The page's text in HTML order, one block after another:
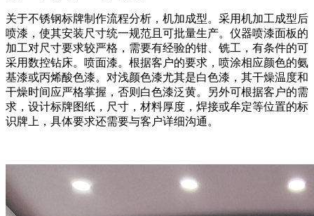
关于不锈钢标牌制作流程分析，机加成型。采用机加工成型后
喷漆，使其安装尺寸统一规范且可批量生产。仪器喷漆面板的
加工对尺寸要求较严格，需要有经验的钳、铣工，有条件的可
采用数控钻床。喷面漆。根据客户的要求，喷涂相应颜色的氨
基漆或丙烯酸色漆。对浅颜色漆尤其是白色漆，其干燥温度和
干燥时间应严格掌握，否则白色漆泛黄。另外可根据客户的需
求，设计标牌图纸，尺寸，材料厚度，焊接或牟定等位置的标
识牌上，具体要求还需要与客户详细沟通。